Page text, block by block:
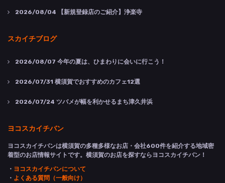
2026/08/04 【新規登録店のご紹介】浄楽寺
スカイチブログ
2026/08/07 今年の夏は、ひまわりに会いに行こう！
2026/07/31 横須賀でおすすめのカフェ12選
2026/07/24 ツバメが幅を利かせるまち津久井浜
ヨコスカイチバン
ヨコスカイチバンは横須賀の多種多様なお店・会社600件を紹介する地域密
着型のお店情報サイトです。横須賀のお店を探すならヨコスカイチバン！
・ ヨコスカイチバンについて
・ よくある質問（一般向け）